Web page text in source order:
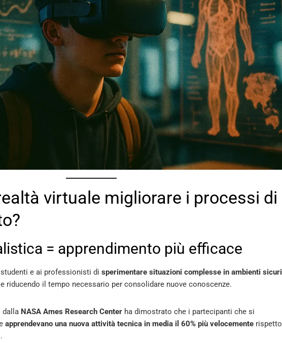
virtuale migliorare i processi di
= apprendimento più efficace
e ai professionisti di sperimentare situazioni complesse in ambienti sicuri
riducendo il tempo necessario per consolidare nuove conoscenze.
dalla NASA Ames Research Center ha dimostrato che i partecipanti che si
apprendevano una nuova attività tecnica in media il 60% più velocemente rispetto